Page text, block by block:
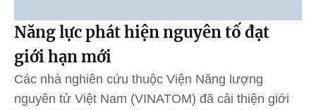
Năng lực phát hiện nguyên tố đạt
giới hạn mới
Các nhà nghiên cứu thuộc Viện Năng lượng
nguyên tử Việt Nam (VINATOM) đã cải thiện giới